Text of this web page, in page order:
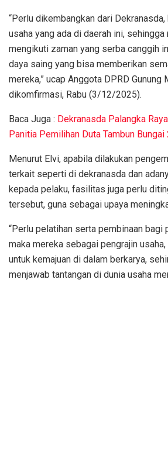
“Perlu dikembangkan dari
usaha yang ada di daerah ini,
mengikuti zaman yang serba canggih
daya saing yang bisa memberikan
mereka,” ucap Anggota DPRD Gunung
dikomfirmasi, Rabu (3/12/2025).
Baca Juga : Dekranasda Palangka
Panitia Pemilihan Duta Tambun Bungai
Menurut Elvi, apabila dilakukan
terkait seperti di dekranasda dan
kepada pelaku, fasilitas juga perlu
tersebut, guna sebagai upaya
“Perlu pelatihan serta pembinaan bagi
maka mereka sebagai pengrajin
untuk kemajuan di dalam berkarya,
menjawab tantangan di dunia usaha